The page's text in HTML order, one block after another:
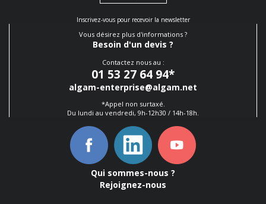
Inscrivez-vous pour recevoir la newsletter
Vous désirez plus d'informations ?
Besoin d'un devis ?
Contactez nous au :
01 53 27 64 94*
algam-enterprise@algam.net
*Appel non surtaxé.
Du lundi au vendredi, 9h-12h30 / 14h-18h.
Qui sommes-nous ?
Rejoignez-nous